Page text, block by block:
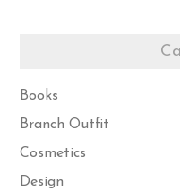
Books
Branch Outfit
Cosmetics
Design